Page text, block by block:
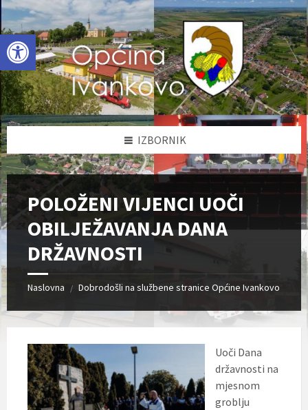
Open toolbar
Skip
to
content
Skip
to
left
sidebar
Skip
to
footer
IZBORNIK
POLOŽENI VIJENCI UOČI
OBILJEŽAVANJA DANA
DRŽAVNOSTI
Naslovna / Dobrodošli na službene stranice Općine Ivankovo
Uoči Dana
državnosti na
mjesnom
groblju